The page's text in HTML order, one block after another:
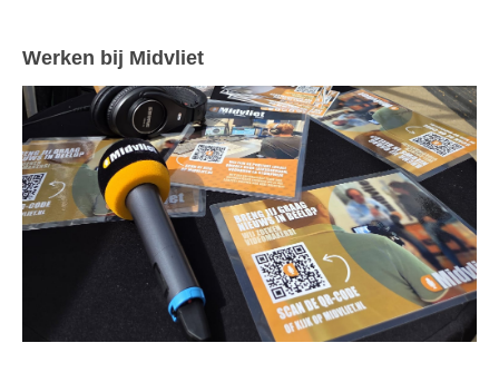
Werken bij Midvliet